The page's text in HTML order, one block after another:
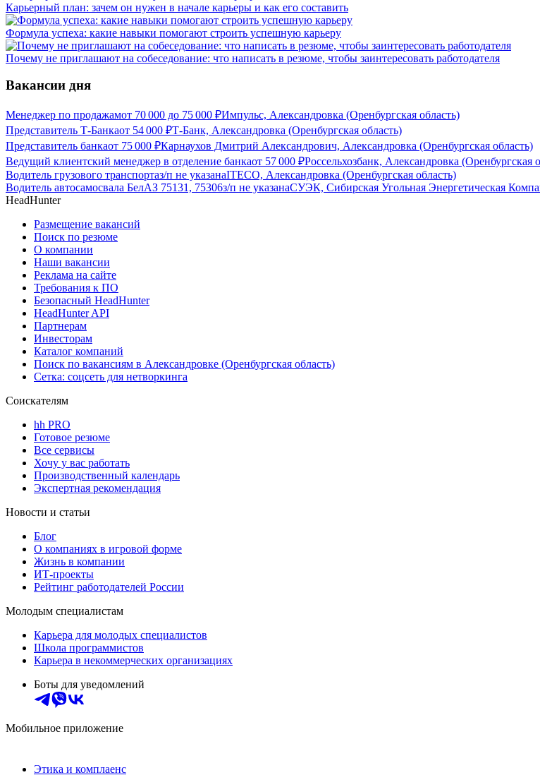
Карьерный план: зачем он нужен в начале карьеры и как его составить
Формула успеха: какие навыки помогают строить успешную карьеру
Почему не приглашают на собеседование: что написать в резюме, чтобы заинтересовать работодателя
Вакансии дня
Менеджер по продажамот 70 000 до 75 000 ₽Импульс, Александровка (Оренбургская область)
Представитель Т-Банкаот 54 000 ₽Т-Банк, Александровка (Оренбургская область)
Представитель банкаот 75 000 ₽Карнаухов Дмитрий Александрович, Александровка (Оренбургская область)
Ведущий клиентский менеджер в отделение банкаот 57 000 ₽Россельхозбанк, Александровка (Оренбургская
Водитель грузового транспортаз/п не указанаITECO, Александровка (Оренбургская область)
Водитель автосамосвала БелАЗ 75131, 75306з/п не указанаСУЭК, Сибирская Угольная Энергетическая
HeadHunter
Размещение вакансий
Поиск по резюме
О компании
Наши вакансии
Реклама на сайте
Требования к ПО
Безопасный HeadHunter
HeadHunter API
Партнерам
Инвесторам
Каталог компаний
Поиск по вакансиям в Александровке (Оренбургская область)
Сетка: соцсеть для нетворкинга
Соискателям
hh PRO
Готовое резюме
Все сервисы
Хочу у вас работать
Производственный календарь
Экспертная рекомендация
Новости и статьи
Блог
О компаниях в игровой форме
Жизнь в компании
ИТ-проекты
Рейтинг работодателей России
Молодым специалистам
Карьера для молодых специалистов
Школа программистов
Карьера в некоммерческих организациях
Боты для уведомлений
Мобильное приложение
Этика и комплаенс